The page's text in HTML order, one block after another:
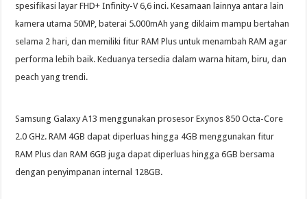
spesifikasi layar FHD+ Infinity-V 6,6 inci. Kesamaan lainnya antara lain
kamera utama 50MP, baterai 5.000mAh yang diklaim mampu bertahan
selama 2 hari, dan memiliki fitur RAM Plus untuk menambah RAM agar
performa lebih baik. Keduanya tersedia dalam warna hitam, biru, dan
peach yang trendi.
Samsung Galaxy A13 menggunakan prosesor Exynos 850 Octa-Core
2.0 GHz. RAM 4GB dapat diperluas hingga 4GB menggunakan fitur
RAM Plus dan RAM 6GB juga dapat diperluas hingga 6GB bersama
dengan penyimpanan internal 128GB.